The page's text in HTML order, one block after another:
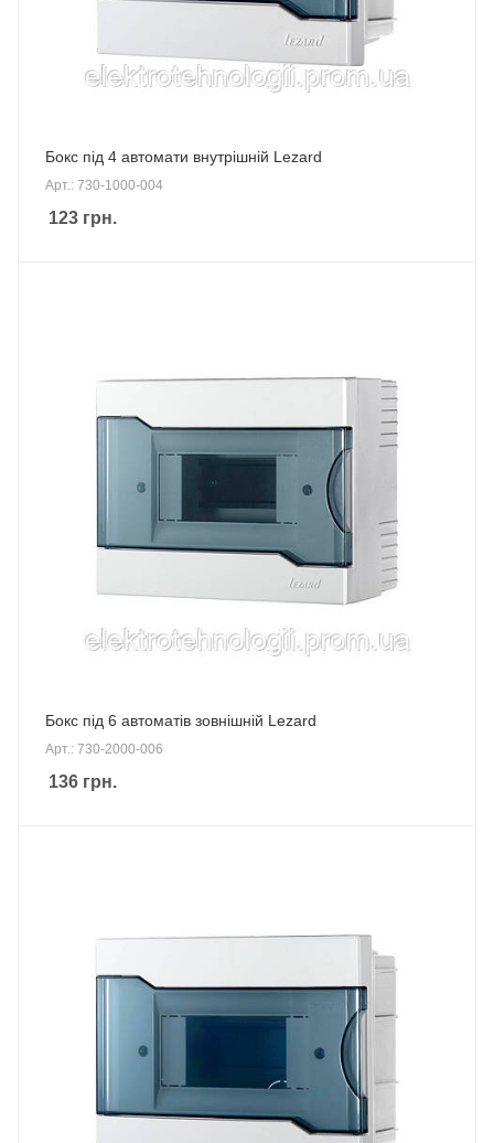
Бокс під 4 автомати внутрішній Lezard
Арт.: 730-1000-004
123 грн.
Бокс під 6 автоматів зовнішній Lezard
Арт.: 730-2000-006
136 грн.